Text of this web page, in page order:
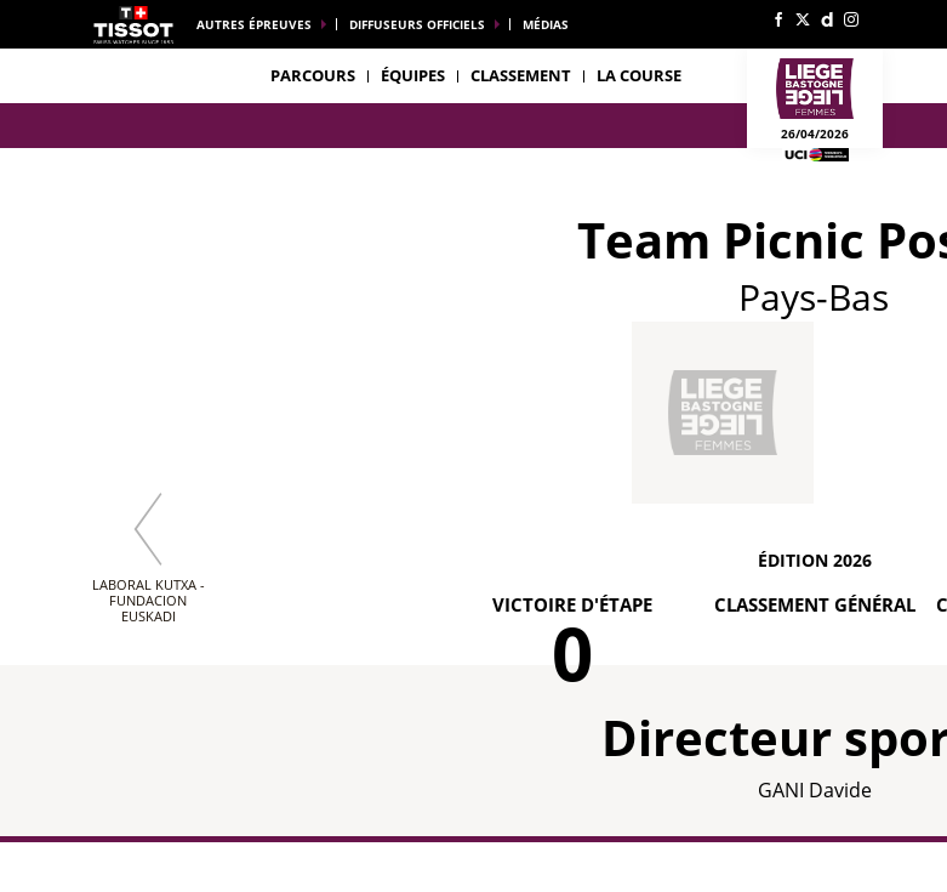
AUTRES ÉPREUVES DIFFUSEURS OFFICIELS MÉDIAS
PARCOURS ÉQUIPES CLASSEMENT LA COURSE
26/04/2026
Team Picnic
Pays-Bas
ÉDITION 2026
VICTOIRE D'ÉTAPE
0 CLASSEMENT GÉNÉRAL
LABORAL KUTXA -
FUNDACION
EUSKADI
Directeur
GANI Davide